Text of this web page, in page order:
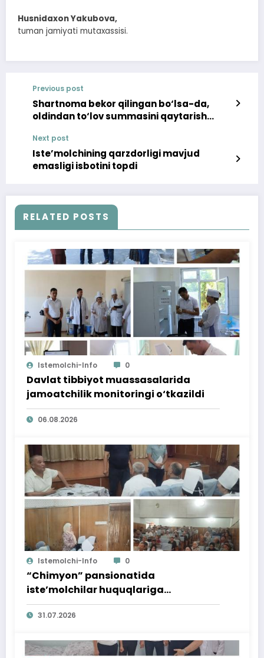
Husnidaxon Yakubova,
tuman jamiyati mutaxassisi.
Previous post
Shartnoma bekor qilingan bo‘lsa-da,
oldindan to‘lov summasini qaytarish
Next post
Iste’molchining qarzdorligi mavjud
emasligi isbotini topdi
RELATED POSTS
Istemolchi-Info 0
Davlat tibbiyot muassasalarida
jamoatchilik monitoringi o‘tkazildi
06.08.2026
Istemolchi-Info 0
“Chimyon” pansionatida
iste’molchilar huquqlariga
bag‘ishlangan targ‘ibot tadbiri
o‘tkazildi
31.07.2026